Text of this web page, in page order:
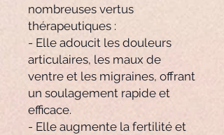
nombreuses vertus
thérapeutiques :
- Elle adoucit les douleurs
articulaires, les maux de
ventre et les migraines, offrant
un soulagement rapide et
efficace.
- Elle augmente la fertilité et